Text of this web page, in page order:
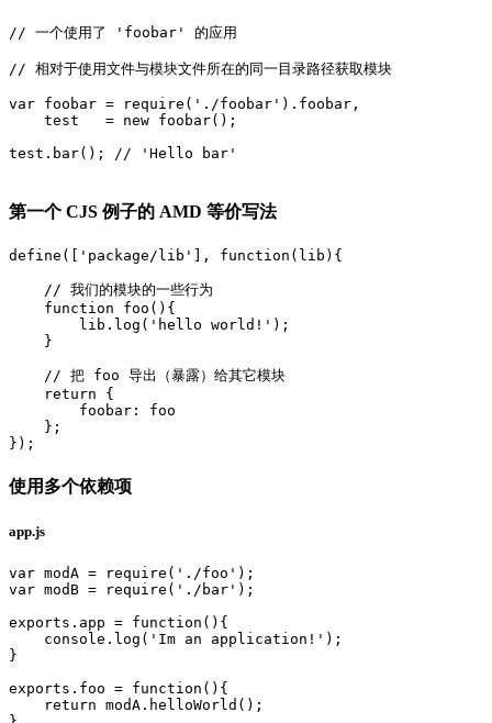
// 一个使用了 'foobar' 的应用
// 相对于使用文件与模块文件所在的同一目录路径获取模块
var foobar = require('./foobar').foobar,
    test   = new foobar();
test.bar(); // 'Hello bar'
第一个 CJS 例子的 AMD 等价写法
define(['package/lib'], function(lib){
    // 我们的模块的一些行为
    function foo(){
        lib.log('hello world!');
    }
    // 把 foo 导出（暴露）给其它模块
    return {
        foobar: foo
    };
使用多个依赖项
app.js
var modA = require('./foo');
var modB = require('./bar');
exports.app = function(){
    console.log('Im an application!');
}
exports.foo = function(){
    return modA.helloWorld();